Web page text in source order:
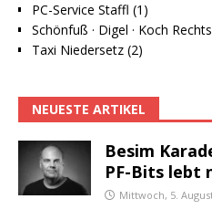
PC-Service Staffl (1)
Schönfuß · Digel · Koch
Taxi Niedersetz (2)
NEUESTE ARTIKEL
Besim
PF-Bits lebt
Mittwoch, 5.